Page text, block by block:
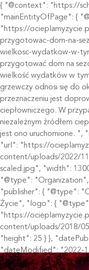
{ "@context": "https://
"mainEntityOfPage": {
"https://
przygotowac-dom-na-
wielkosc-wydatkow-w-
przygotować dom na
wielkość wydatków w
grzewczy odnosi się do
przeznaczeniu jest
ciepłowniczego. W
niezależnym źródłem
jest ono uruchomione.
"url": "https://
content/uploads/2022/
scaled.jpg", "width":
"@type":
"publisher": { "@type":
Życie", "logo": {
"https://
content/uploads/2018/
"height": 25 } },
"dateModified": "2022-